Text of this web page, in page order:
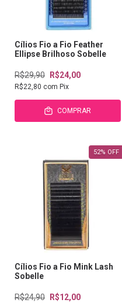
Cílios Fio a Fio Feather
Ellipse Brilhoso Sobelle
R$29,90 R$24,00
R$22,80 com Pix
COMPRAR
52% OFF
Cílios Fio a Fio Mink Lash
Sobelle
R$24,90 R$12,00